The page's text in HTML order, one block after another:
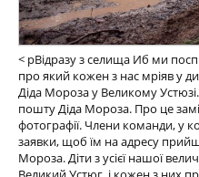
< pВідразу з селища Иб ми
про який кожен з нас мріяв у
Діда Мороза у Великому
пошту Діда Мороза. Про це
фотографії. Члени команди, у
заявки, щоб їм на адресу
Мороза. Діти з усієї нашої